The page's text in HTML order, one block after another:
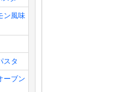
ン風味
スタ
ーブン